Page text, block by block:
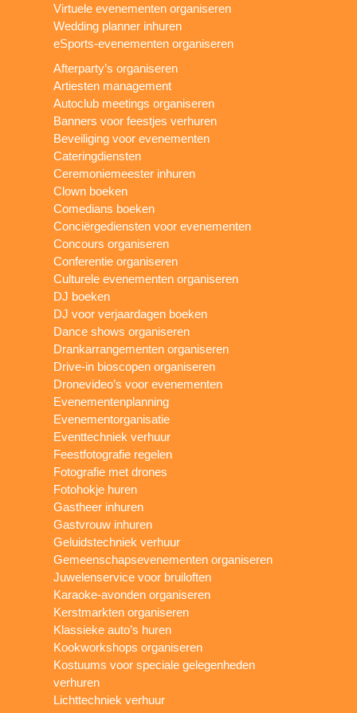
Virtuele evenementen organiseren
Wedding planner inhuren
eSports-evenementen organiseren
Afterparty’s organiseren
Artiesten management
Autoclub meetings organiseren
Banners voor feestjes verhuren
Beveiliging voor evenementen
Cateringdiensten
Ceremoniemeester inhuren
Clown boeken
Comedians boeken
Conciërgediensten voor evenementen
Concours organiseren
Conferentie organiseren
Culturele evenementen organiseren
DJ boeken
DJ voor verjaardagen boeken
Dance shows organiseren
Drankarrangementen organiseren
Drive-in bioscopen organiseren
Dronevideo’s voor evenementen
Evenementenplanning
Evenementorganisatie
Eventtechniek verhuur
Feestfotografie regelen
Fotografie met drones
Fotohokje huren
Gastheer inhuren
Gastvrouw inhuren
Geluidstechniek verhuur
Gemeenschapsevenementen organiseren
Juwelenservice voor bruiloften
Karaoke-avonden organiseren
Kerstmarkten organiseren
Klassieke auto’s huren
Kookworkshops organiseren
Kostuums voor speciale gelegenheden
verhuren
Lichttechniek verhuur